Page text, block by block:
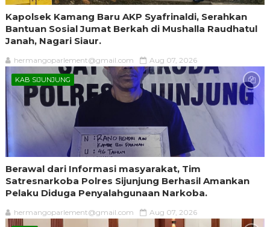
Kapolsek Kamang Baru AKP Syafrinaldi, Serahkan
Bantuan Sosial Jumat Berkah di Mushalla Raudhatul
Janah, Nagari Siaur.
hermangoparlement@gmail.com Aug 07, 2026
KAB SIJUNJUNG
Berawal dari Informasi masyarakat, Tim
Satresnarkoba Polres Sijunjung Berhasil Amankan
Pelaku Diduga Penyalahgunaan Narkoba.
hermangoparlement@gmail.com Aug 07, 2026